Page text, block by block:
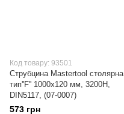
Код товару: 93501
Струбцина Mastertool столярна
тип''F'' 1000х120 мм, 3200Н,
DIN5117, (07-0007)
573 грн